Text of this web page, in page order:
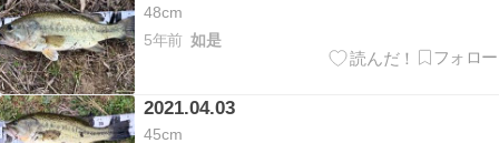
48cm
5年前 如是
2021.04.03
45cm